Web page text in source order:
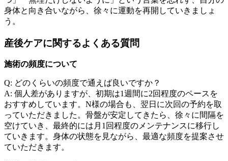
身体と向き合いながら、徐々に運動を再開していきましょ
う。
産後ケアに関するよくある質問
施術の頻度について
Q: どのくらいの頻度で通えば良いですか？
A: 個人差がありますが、初期は1週間に2回程度のペースを
おすすめしています。N様の場合も、翌日に次回の予約を取
っていただきました。骨盤が安定してきたら、徐々に間隔を
空けていき、最終的には月1回程度のメンテナンスに移行し
ていきます。身体の状態を見ながら、最適な頻度を提案させ
ていただきます。